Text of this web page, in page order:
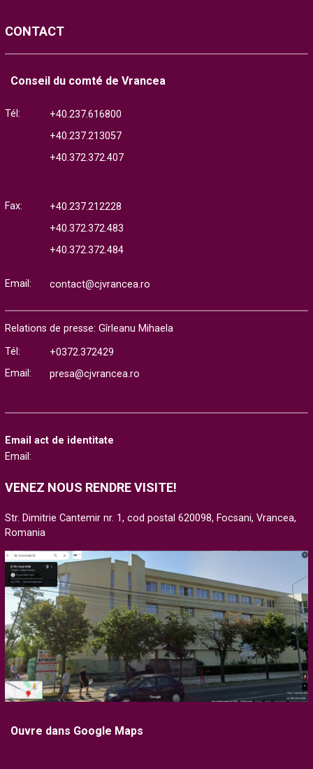
CONTACT
Conseil du comté de Vrancea
Tél:
+40.237.616800
+40.237.213057
+40.372.372.407
Fax:
+40.237.212228
+40.372.372.483
+40.372.372.484
Email: contact@cjvrancea.ro
Relations de presse: Gîrleanu Mihaela
Tél:
+0372.372429
Email:
presa@cjvrancea.ro
Email act de identitate
Email:
VENEZ NOUS RENDRE VISITE!
Str. Dimitrie Cantemir nr. 1, cod postal 620098, Focsani, Vrancea,
Romania
Ouvre dans Google Maps